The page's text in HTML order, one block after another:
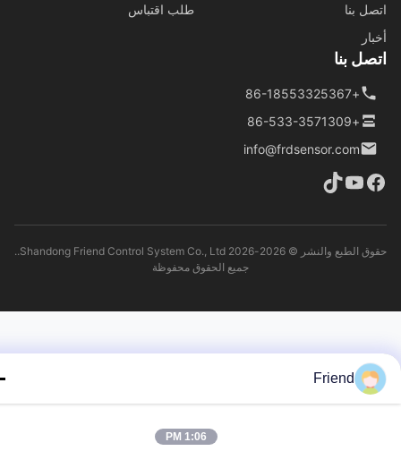
بنا
طلب اقتباس
بنا
info@frdsensor.com
حقوق الطبع والنشر © 2026-2026 Shandong Friend Control System Co., Ltd..
جميع الحقوق محفوظة
Friend
1:06 PM